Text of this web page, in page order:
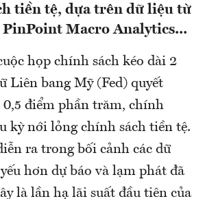
tiền tệ, dựa trên dữ liệu từ
PinPoint Macro Analytics...
họp chính sách kéo dài 2
Liên bang Mỹ (Fed) quyết
điểm phần trăm, chính
kỳ nới lỏng chính sách tiền tệ.
ra trong bối cảnh các dữ
hơn dự báo và lạm phát đã
là lần hạ lãi suất đầu tiên của